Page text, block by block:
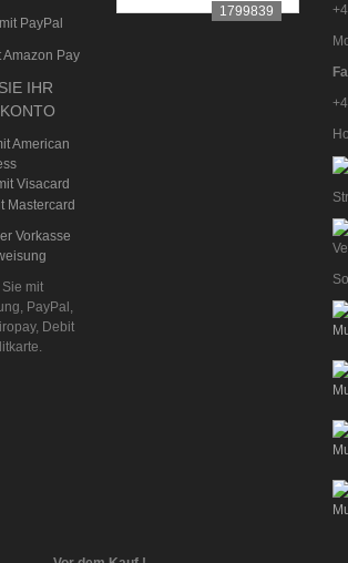
IHR
mit
PayPal,
Debit
1799839